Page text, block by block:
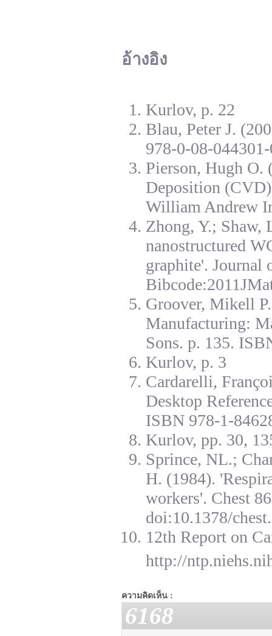
อ้างอิง
Kurlov, p. 22
Blau, Peter J.
978-0-08-
Pierson, Hugh O.
Deposition
William Andrew
Zhong, Y.; Shaw,
nanostructured
graphite'. Journal
Groover, Mikell
Manufacturing:
Sons. p. 135.
Kurlov, p. 3
Cardarelli,
Desktop
ISBN 978-1-
Kurlov, pp. 30,
Sprince, NL.;
H. (1984).
workers'. Chest
doi:10.1378/
12th Report on
http://
ความคิดเห็น :
6168